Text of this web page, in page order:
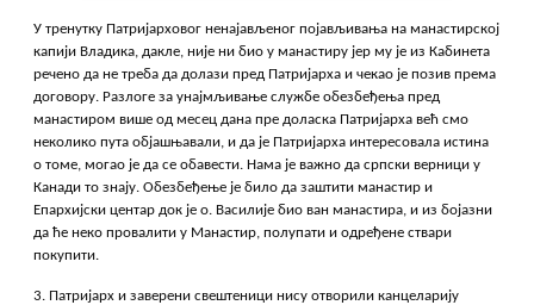
У тренутку Патријарховог ненајављеног појављивања на манастирској
капији Владика, дакле, није ни био у манастиру јер му је из Кабинета
речено да не треба да долази пред Патријарха и чекао је позив према
договору. Разлоге за унајмљивање службе обезбеђења пред
манастиром више од месец дана пре доласка Патријарха већ смо
неколико пута објашњавали, и да је Патријарха интересовала истина
о томе, могао је да се обавести. Нама је важно да српски верници у
Канади то знају. Обезбеђење је било да заштити манастир и
Епархијски центар док је о. Василије био ван манастира, и из бојазни
да ће неко провалити у Манастир, полупати и одређене ствари
покупити.
3. Патријарх и заверени свештеници нису отворили канцеларију